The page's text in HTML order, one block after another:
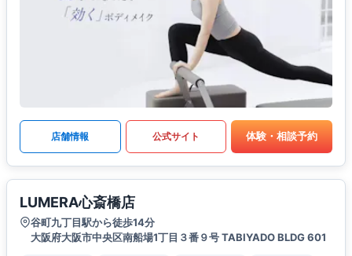
店舗情報 公式サイト 体験・相談予約
LUMERA心斎橋店
谷町九丁目駅から徒歩14分
大阪府大阪市中央区南船場1丁目３番９号 TABIYADO BLDG 601